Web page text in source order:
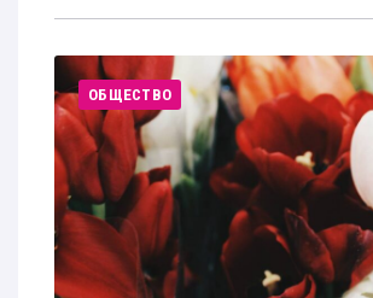
ОБЩЕСТВО